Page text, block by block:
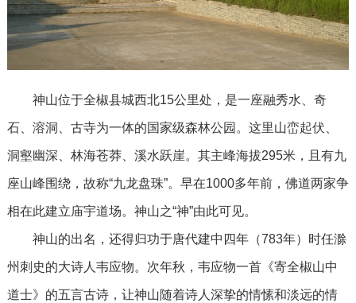
神山位于全椒县城西北15公里处，是一座融秀水、奇
石、溶洞、古寺为一体的国家级森林公园。这里山峦起伏、
洞壑幽深、林海苍莽、溪水跃崖。其主峰海拔295米，且有九
座山峰围绕，故称“九龙盘珠”。早在1000多年前，佛道两家争
相在此建立庙宇道场。神山之“神”由此可见。
神山的出名，还得归功于唐代建中四年（783年）时任滁
州刺史的大诗人韦应物。次年秋，韦应物一首《寄全椒山中
道士》的五言古诗，让神山随着诗人深挚的情愫和淡远的情